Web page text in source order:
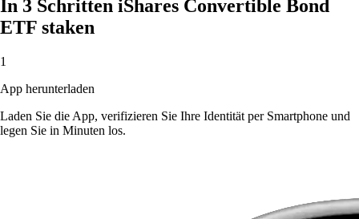
In 3 Schritten iShares Convertible Bond
ETF staken
1
App herunterladen
Laden Sie die App, verifizieren Sie Ihre Identität per Smartphone und
legen Sie in Minuten los.